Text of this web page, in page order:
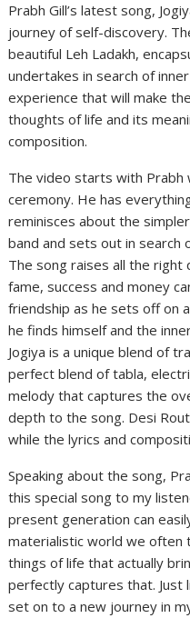
Prabh Gill’s latest song,
journey of self-discovery.
beautiful Leh Ladakh,
undertakes in search of
experience that will make
thoughts of life and its
composition.
The video starts with Prabh
ceremony. He has
reminisces about the
band and sets out in search
The song raises all the
fame, success and money
friendship as he sets off on
he finds himself and the
Jogiya is a unique blend of
perfect blend of tabla,
melody that captures the
depth to the song. Desi
while the lyrics and
Speaking about the song,
this special song to my
present generation can
materialistic world we often
things of life that actually
perfectly captures that. Just
set on to a new journey in